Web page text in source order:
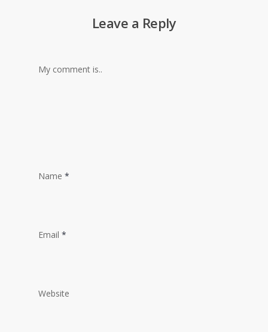
Leave a Reply
My comment is..
Name *
Email *
Website